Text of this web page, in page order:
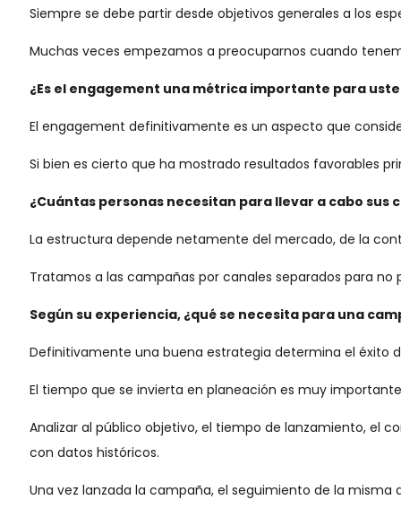
Siempre se debe partir desde objetivos generales a los
Muchas veces empezamos a preocuparnos cuando
¿Es el engagement una métrica importante para
El engagement definitivamente es un aspecto que
Si bien es cierto que ha mostrado resultados favorables
¿Cuántas personas necesitan para llevar a cabo
La estructura depende netamente del mercado, de la
Tratamos a las campañas por canales separados para
Según su experiencia, ¿qué se necesita para una
Definitivamente una buena estrategia determina el éxito
El tiempo que se invierta en planeación es muy
Analizar al público objetivo, el tiempo de lanzamiento, el
con datos históricos.
Una vez lanzada la campaña, el seguimiento de la